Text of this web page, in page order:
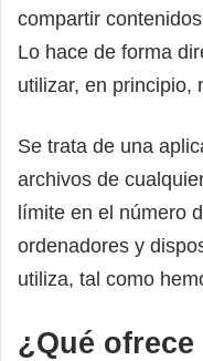
compartir contenidos
Lo hace de forma
utilizar, en principio,
Se trata de una
archivos de
límite en el número
ordenadores y
utiliza, tal como
¿Qué